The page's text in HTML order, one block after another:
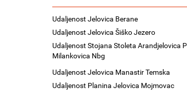
Udaljenost Jelovica Berane
Udaljenost Jelovica Šiško Jezero
Udaljenost Stojana Stoleta Arandjelovica
Milankovica Nbg
Udaljenost Jelovica Manastir Temska
Udaljenost Planina Jelovica Mojmovac